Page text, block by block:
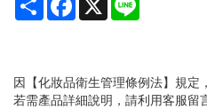
因【化妝品衛生管理條例法】規定
若需產品詳細說明，請利用客服留